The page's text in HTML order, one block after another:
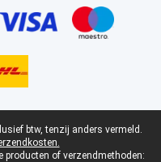
btw, tenzij anders vermeld.
producten of verzendmethoden: